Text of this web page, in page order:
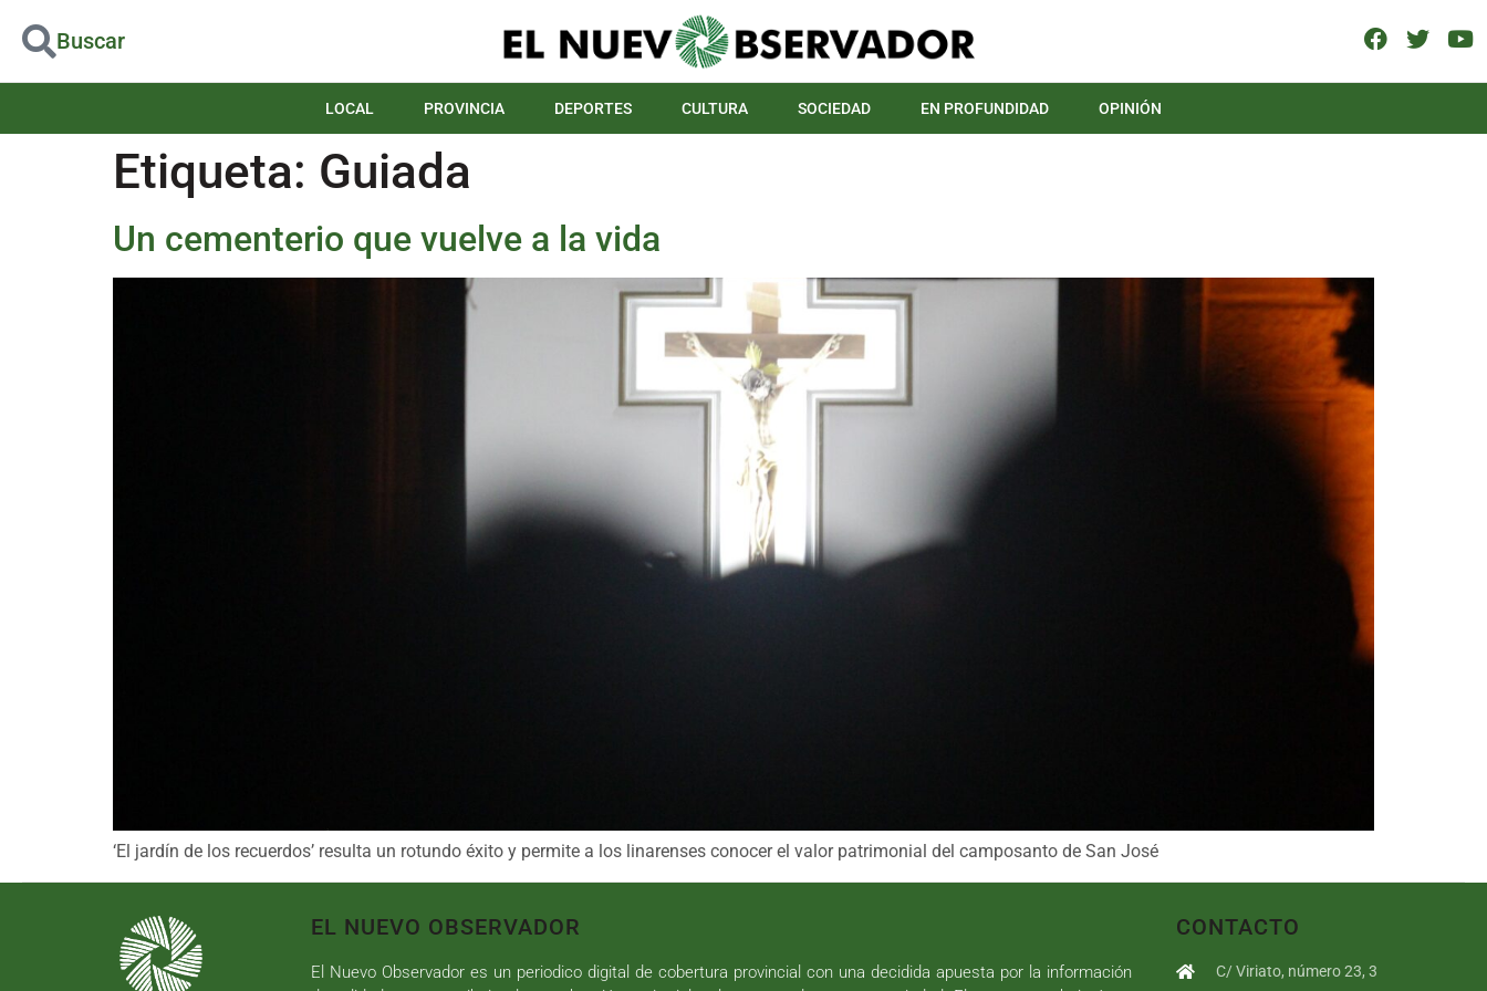
Buscar
LOCAL PROVINCIA DEPORTES CULTURA SOCIEDAD EN PROFUNDIDAD OPINIÓN
Etiqueta: Guiada
Un cementerio que vuelve a la vida
‘El jardín de los recuerdos’ resulta un rotundo éxito y permite a los linarenses conocer el valor patrimonial del camposanto de San José
EL NUEVO OBSERVADOR
El Nuevo Observador es un periodico digital de cobertura provincial con una decidida apuesta por la información
CONTACTO
C/ Viriato, número 23, 3